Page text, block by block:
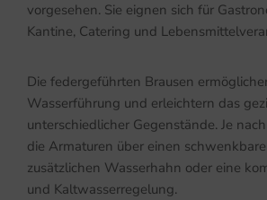
vorgesehen. Sie eignen sich für
Kantine, Catering und
Die federgeführten Brausen
Wasserführung und erleichtern das
unterschiedlicher Gegenstände. Je
die Armaturen über einen
zusätzlichen Wasserhahn oder eine
und Kaltwasserregelung.